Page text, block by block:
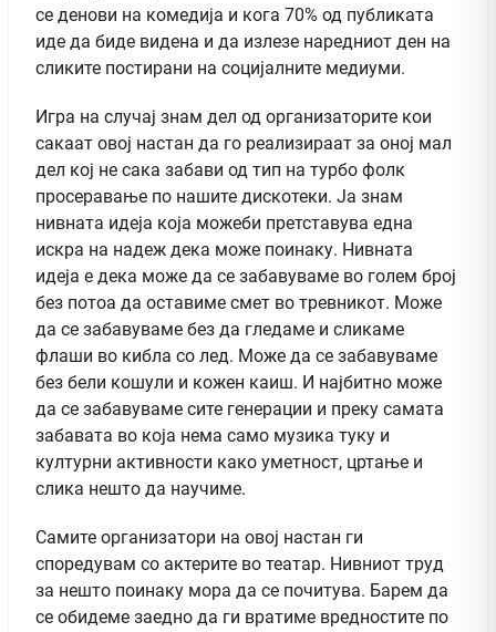
се денови на комедија и кога 70% од публиката
иде да биде видена и да излезе наредниот ден на
сликите постирани на социјалните медиуми.
Игра на случај знам дел од организаторите кои
сакаат овој настан да го реализираат за оној мал
дел кој не сака забави од тип на турбо фолк
просеравање по нашите дискотеки. Ја знам
нивната идеја која можеби претставува една
искра на надеж дека може поинаку. Нивната
идеја е дека може да се забавуваме во голем број
без потоа да оставиме смет во тревникот. Може
да се забавуваме без да гледаме и сликаме
флаши во кибла со лед. Може да се забавуваме
без бели кошули и кожен каиш. И најбитно може
да се забавуваме сите генерации и преку самата
забавата во која нема само музика туку и
културни активности како уметност, цртање и
слика нешто да научиме.
Самите организатори на овој настан ги
споредувам со актерите во театар. Нивниот труд
за нешто поинаку мора да се почитува. Барем да
се обидеме заедно да ги вратиме вредностите по